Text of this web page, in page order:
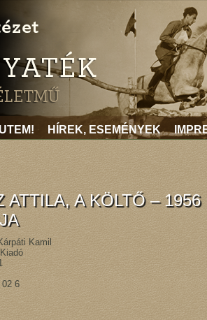
HÍREK, ESEMÉNYEK
ATTILA, A KÖLTŐ – 1956
Kamil
02 6